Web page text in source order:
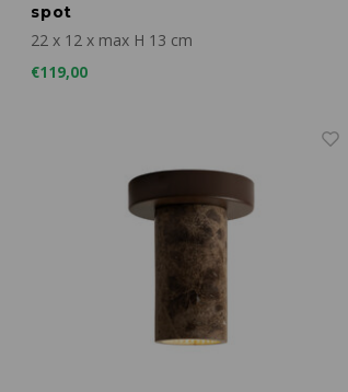
spot
22 x 12 x max H 13 cm
€119,00